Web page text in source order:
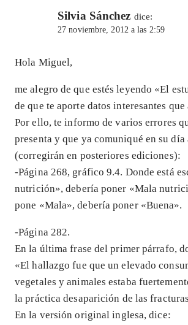
Silvia Sánchez dice:
27 noviembre, 2012 a las 2:59
Hola Miguel,
me alegro de que estés leyendo «El
de que te aporte datos interesantes
Por ello, te informo de varios errores
presenta y que ya comuniqué en su
(corregirán en posteriores ediciones):
-Página 268, gráfico 9.4. Donde está
nutrición», debería poner «Mala
pone «Mala», debería poner «Buena».
-Página 282.
En la última frase del primer párrafo,
«El hallazgo fue que un elevado
vegetales y animales estaba
la práctica desaparición de las
En la versión original inglesa, dice: